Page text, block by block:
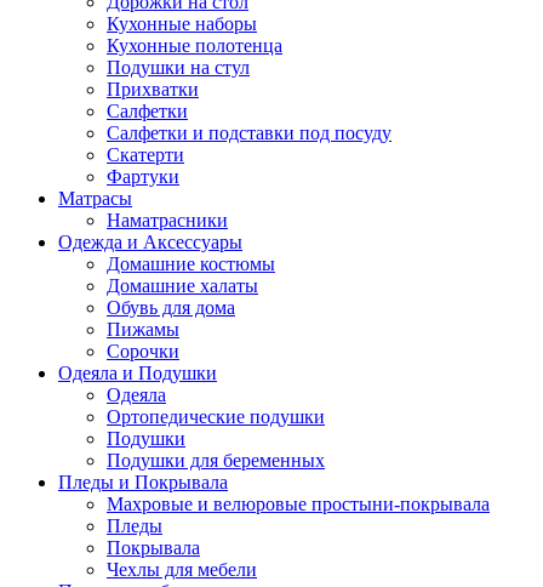
Кухонные наборы
Кухонные полотенца
Подушки на стул
Прихватки
Салфетки
Салфетки и подставки под посуду
Скатерти
Фартуки
Матрасы
Наматрасники
Одежда и Аксессуары
Домашние костюмы
Домашние халаты
Обувь для дома
Пижамы
Сорочки
Одеяла и Подушки
Одеяла
Ортопедические подушки
Подушки
Подушки для беременных
Пледы и Покрывала
Махровые и велюровые простыни-покрывала
Пледы
Покрывала
Чехлы для мебели